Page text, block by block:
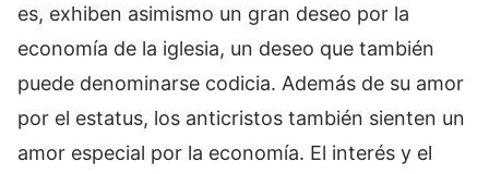
es, exhiben asimismo un gran deseo por la
economía de la iglesia, un deseo que también
puede denominarse codicia. Además de su amor
por el estatus, los anticristos también sienten un
amor especial por la economía. El interés y el